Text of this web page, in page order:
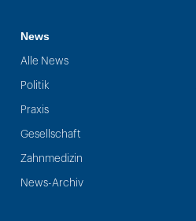
News
Alle News
Politik
Praxis
Gesellschaft
Zahnmedizin
News-Archiv